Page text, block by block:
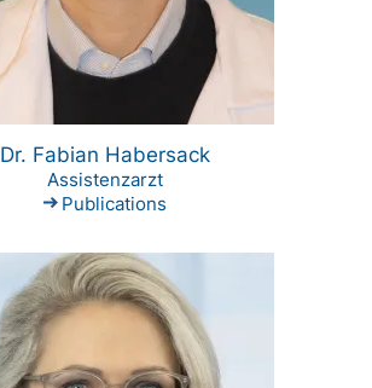
Dr. Fabian Habersack
Assistenzarzt
Publications